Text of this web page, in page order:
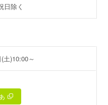
日除く
土)10:00～